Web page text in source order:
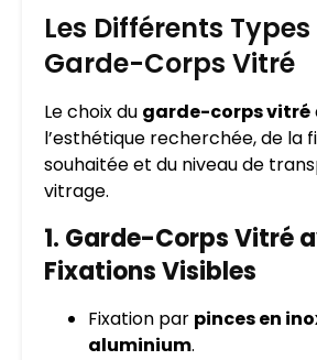
Les Différents
Garde-Corps Vitré
Le choix du garde-corps vitré
l’esthétique recherchée, de la
souhaitée et du niveau de
vitrage.
1. Garde-Corps Vitré
Fixations Visibles
Fixation par pinces en
aluminium.